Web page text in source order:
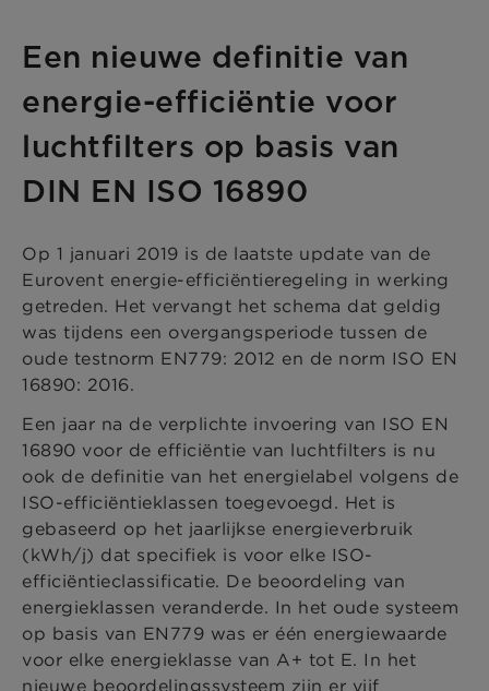
Een nieuwe definitie van
energie-efficiëntie voor
luchtfilters op basis van
DIN EN ISO 16890
Op 1 januari 2019 is de laatste update van de
Eurovent energie-efficiëntieregeling in werking
getreden. Het vervangt het schema dat geldig
was tijdens een overgangsperiode tussen de
oude testnorm EN779: 2012 en de norm ISO EN
16890: 2016.
Een jaar na de verplichte invoering van ISO EN
16890 voor de efficiëntie van luchtfilters is nu
ook de definitie van het energielabel volgens de
ISO-efficiëntieklassen toegevoegd. Het is
gebaseerd op het jaarlijkse energieverbruik
(kWh/j) dat specifiek is voor elke ISO-
efficiëntieclassificatie. De beoordeling van
energieklassen veranderde. In het oude systeem
op basis van EN779 was er één energiewaarde
voor elke energieklasse van A+ tot E. In het
nieuwe beoordelingssysteem zijn er vijf